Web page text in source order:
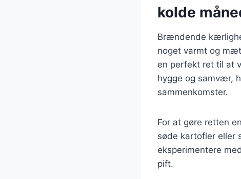
kolde
Brændende
noget varmt og
en perfekt ret til at
hygge og samvær,
sammenkomster.
For at gøre retten
søde kartofler eller
eksperimentere
pift.